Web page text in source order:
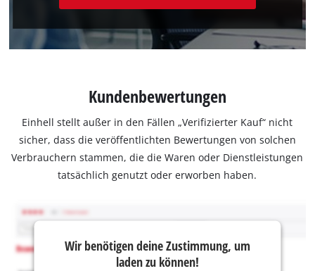
Kundenbewertungen
Einhell stellt außer in den Fällen „Verifizierter Kauf“ nicht
sicher, dass die veröffentlichten Bewertungen von solchen
Verbrauchern stammen, die die Waren oder Dienstleistungen
tatsächlich genutzt oder erworben haben.
Wir benötigen deine Zustimmung, um
laden zu können!